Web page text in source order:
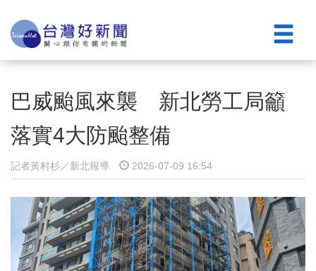
巴威颱風來襲 新北勞工局籲
落實4大防颱整備
記者黃村杉／新北報導 2026-07-09 16:54